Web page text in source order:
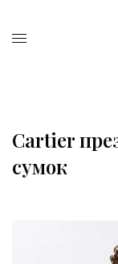
Cartier
сумок